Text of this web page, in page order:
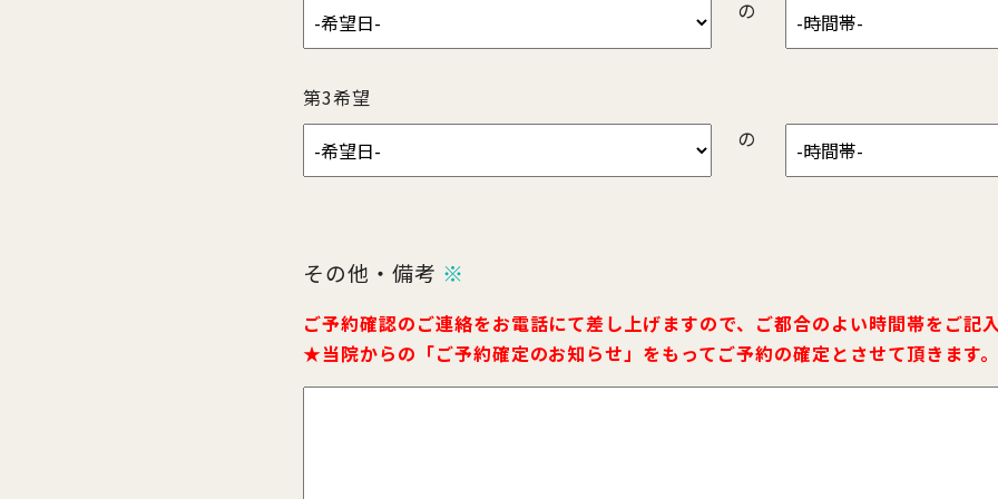
の
第3希望
の
その他・備考 ※
ご予約確認のご連絡をお電話にて差し上げますので、ご都合のよい時間帯をご記入
★当院からの「ご予約確定のお知らせ」をもってご予約の確定とさせて頂きます。